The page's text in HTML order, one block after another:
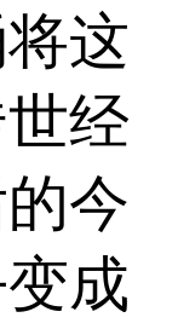
这
经
今
成